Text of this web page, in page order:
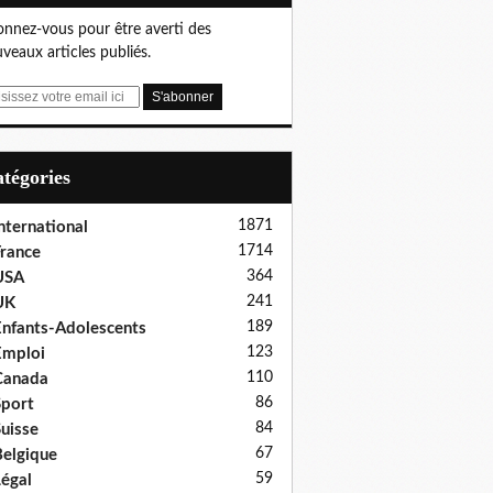
vous pour être averti des
articles publiés.
1871
1714
364
241
Adolescents 189
123
110
86
84
67
59